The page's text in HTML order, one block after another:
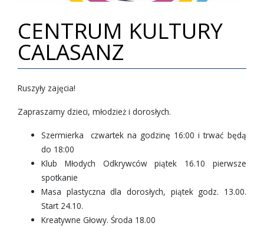
CENTRUM KULTURY
CALASANZ
Ruszyły zajęcia!
Zapraszamy dzieci, młodzież i dorosłych.
Szermierka czwartek na godzinę 16:00 i trwać będą
do 18:00
Klub Młodych Odkrywców piątek 16.10 pierwsze
spotkanie
Masa plastyczna dla dorosłych, piątek godz. 13.00.
Start 24.10.
Kreatywne Głowy. Środa 18.00